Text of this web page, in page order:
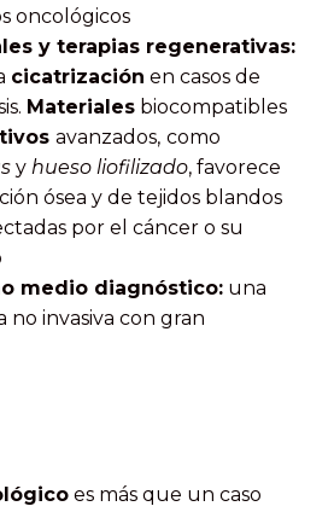
oncológicos
y terapias regenerativas:
cicatrización en casos de
M ateriales biocompatibles
avanzados, como
y hueso liofilizado, favorece
ósea y de tejidos blandos
por el cáncer o su
medio diagnóstico: una
no invasiva con gran
es más que un caso